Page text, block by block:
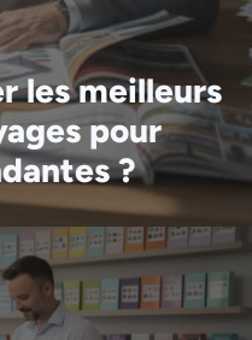
les meilleurs
pour
?